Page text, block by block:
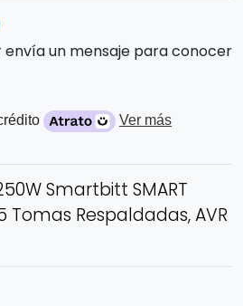
un mensaje para conocer
Ver más
Smartbitt SMART
5 Tomas Respaldadas, AVR